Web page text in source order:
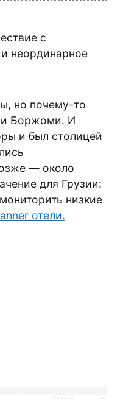
с
неординарное
но почему-то
Боржоми. И
и был столицей
— около
для Грузии:
низкие
отели.